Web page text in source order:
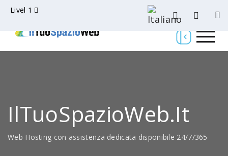
Livel 1
IlTuoSpazioWeb.it
Web Hosting con assistenza dedicata disponibile 24/7/365